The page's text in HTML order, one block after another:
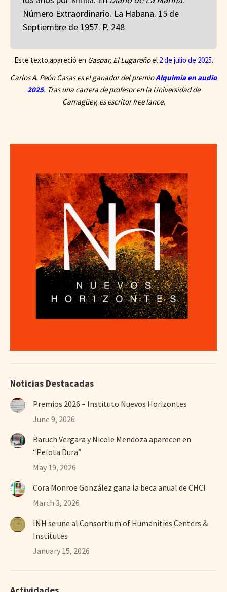
Número Extraordinario. La Habana. 15 de
Septiembre de 1957. P. 248
Este texto apareció en Gaspar, El Lugareñoel 2 de julio de 2025.
Carlos A. Peón Casas es el ganador del premioAlquimia en audio
2025. Tras una carrera de profesor en la Universidad de
Camagüey, es escritor free lance.
Noticias Destacadas
Premios 2026 – Instituto Nuevos Horizontes
June 9, 2026
Baruch Vergara y Nicole Mendoza aparecen en
“Pelota Dura”
May 19, 2026
Cora Monroe González gana la beca anual de CHCI
March 3, 2026
INH se une al Consortium of Humanities Centers &
Institutes
January 15, 2026